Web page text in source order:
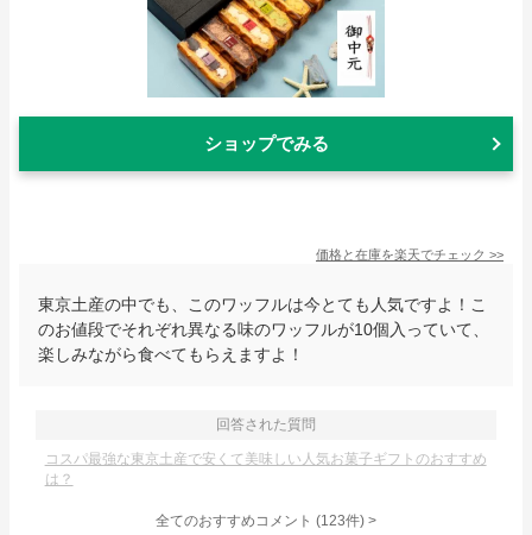
ショップでみる
価格と在庫を楽天でチェック >>
東京土産の中でも、このワッフルは今とても人気ですよ！こ
のお値段でそれぞれ異なる味のワッフルが10個入っていて、
楽しみながら食べてもらえますよ！
回答された質問
コスパ最強な東京土産で安くて美味しい人気お菓子ギフトのおすすめ
は？
全てのおすすめコメント (123件) >